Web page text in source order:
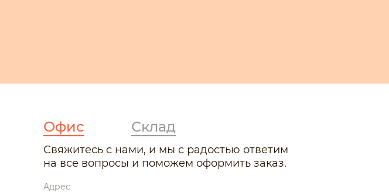
Офис Склад
Свяжитесь с нами, и мы с радостью ответим
на все вопросы и поможем оформить заказ.
Адрес